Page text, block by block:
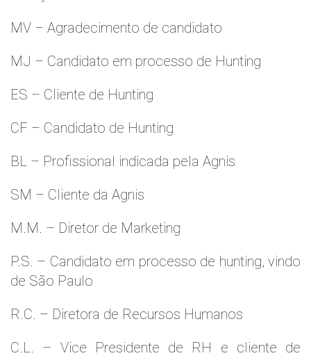
MV – Agradecimento de candidato
MJ – Candidato em processo de Hunting
ES – Cliente de Hunting
CF – Candidato de Hunting
BL – Profissional indicada pela Agnis
SM – Cliente da Agnis
M.M. – Diretor de Marketing
P.S. – Candidato em processo de hunting, vindo
de São Paulo
R.C. – Diretora de Recursos Humanos
C.L. – Vice Presidente de RH e cliente de